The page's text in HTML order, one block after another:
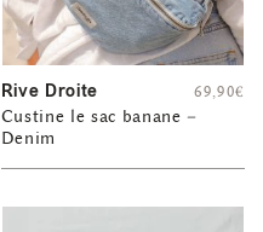
Rive Droite
Custine le sac banane –
Denim
69,90€